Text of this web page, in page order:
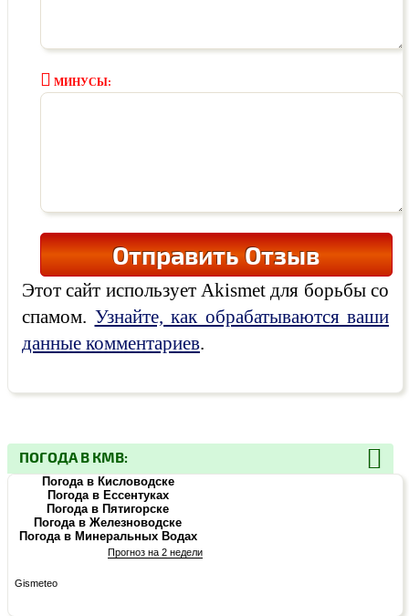
МИНУСЫ:
Этот сайт использует Akismet для борьбы со
спамом. Узнайте, как обрабатываются ваши
данные комментариев.
ПОГОДА В КМВ:
Погода в Кисловодске
Погода в Ессентуках
Погода в Пятигорске
Погода в Железноводске
Погода в Минеральных Водах
Gismeteo
Прогноз на 2 недели